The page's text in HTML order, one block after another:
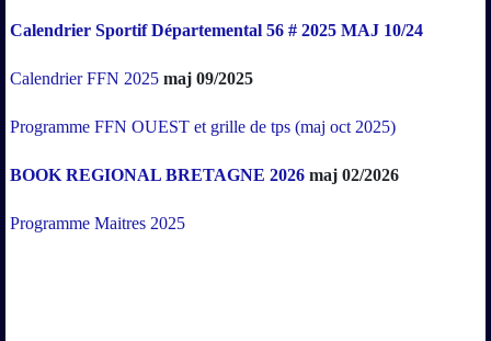
Calendrier Sportif Départemental 56 # 2025 MAJ 10/24
Calendrier FFN 2025 maj 09/2025
Programme FFN OUEST et grille de tps (maj oct 2025)
BOOK REGIONAL BRETAGNE 2026 maj 02/2026
Programme Maitres 2025